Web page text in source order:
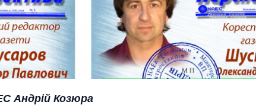
Андрій Козюра